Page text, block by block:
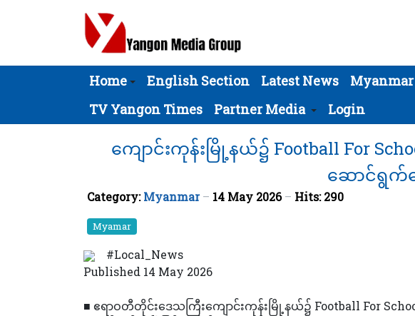
Home English Section Latest News Myanmar
TV Yangon Times
Partner Media Login
ကျောင်းကုန်းမြို့နယ်၌ Football For
ဆောင်ရွက်
Category:Myanmar 14 May 2026 Hits: 290
Myamar
#Local_News
Published 14 May 2026
■ ဧရာဝတီတိုင်းဒေသကြီးကျောင်းကုန်းမြို့နယ်၌ Football For